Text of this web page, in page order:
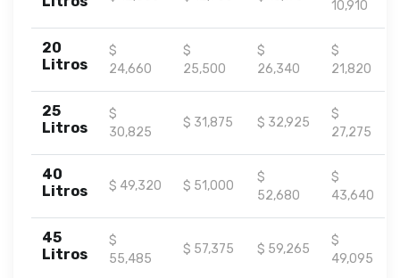
10,910
20
Litros
$
24,660
$
25,500
$
26,340
$
21,820
25
Litros
$
30,825
$ 31,875 $ 32,925
$
27,275
40
Litros
$ 49,320 $ 51,000
$
52,680
$
43,640
45
Litros
$
55,485
$ 57,375 $ 59,265
$
49,095